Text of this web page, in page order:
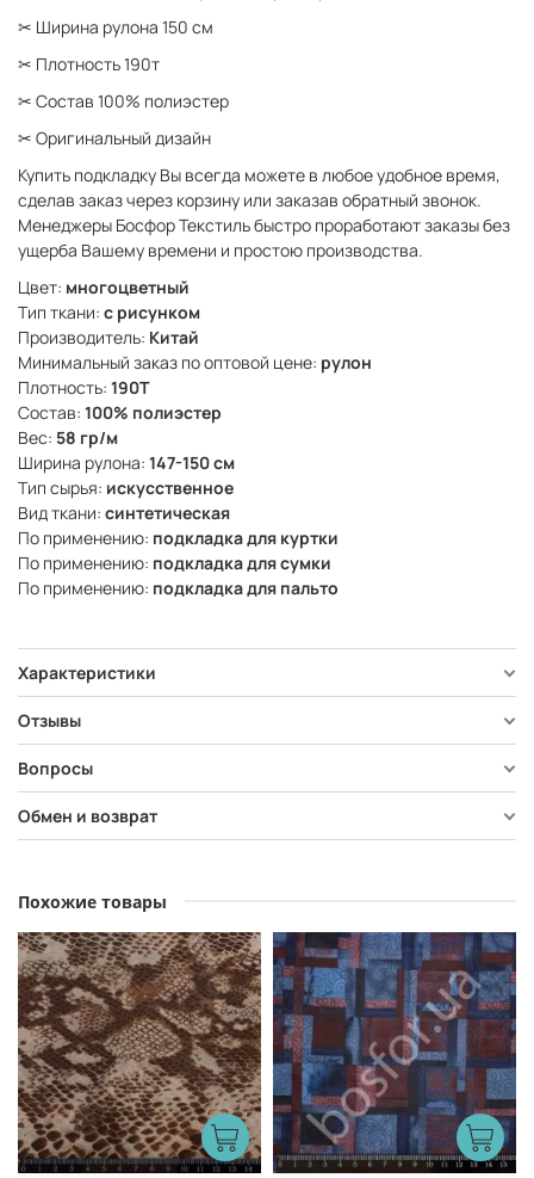
✂ Ширина рулона 150 см
✂ Плотность 190т
✂ Состав 100% полиэстер
✂ Оригинальный дизайн
Купить подкладку Вы всегда можете в любое удобное время,
сделав заказ через корзину или заказав обратный звонок.
Менеджеры Босфор Текстиль быстро проработают заказы без
ущерба Вашему времени и простою производства.
Цвет: многоцветный
Тип ткани: с рисунком
Производитель: Китай
Минимальный заказ по оптовой цене: рулон
Плотность: 190Т
Состав: 100% полиэстер
Вес: 58 гр/м
Ширина рулона: 147-150 см
Тип сырья: искусственное
Вид ткани: синтетическая
По применению: подкладка для куртки
По применению: подкладка для сумки
По применению: подкладка для пальто
Характеристики
Отзывы
Вопросы
Обмен и возврат
Похожие товары